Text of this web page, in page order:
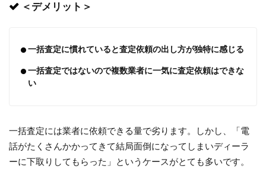
＜デメリット＞
一括査定に慣れていると査定依頼の出し方が独特に感じる
一括査定ではないので複数業者に一気に査定依頼はできな
い
一括査定には業者に依頼できる量で劣ります。しかし、「電
話がたくさんかかってきて結局面倒になってしまいディーラ
ーに下取りしてもらった」というケースがとても多いです。